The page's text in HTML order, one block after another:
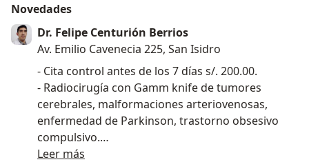
Novedades
Dr. Felipe Centurión Berrios
Av. Emilio Cavenecia 225, San Isidro
- Cita control antes de los 7 días s/. 200.00.
- Radiocirugía con Gamm knife de tumores
cerebrales, malformaciones arteriovenosas,
enfermedad de Parkinson, trastorno obsesivo
compulsivo.
- Monitoreo Neurofisiológico intraoperatorio.
Leer más